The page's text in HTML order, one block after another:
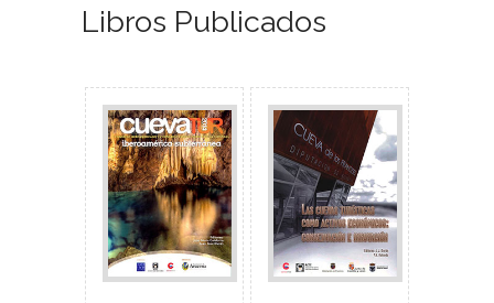
Libros Publicados